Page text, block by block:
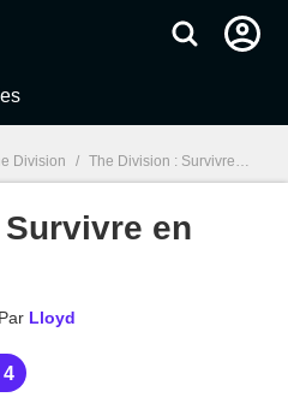
Division / The Division : Survivre en mode expert
en
Par Lloyd
4